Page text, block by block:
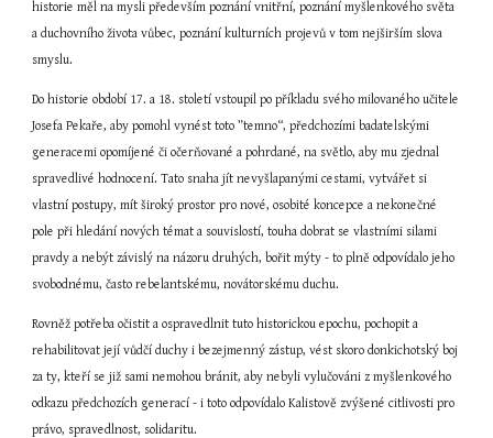
historie měl na mysli především poznání vnitřní, poznání myšlenkového světa
a duchovního života vůbec, poznání kulturních projevů v tom nejširším slova
smyslu.
Do historie období 17. a 18. století vstoupil po příkladu svého milovaného učitele
Josefa Pekaře, aby pomohl vynést toto ”temno“, předchozími badatelskými
generacemi opomíjené či očerňované a pohrdané, na světlo, aby mu zjednal
spravedlivé hodnocení. Tato snaha jít nevyšlapanými cestami, vytvářet si
vlastní postupy, mít široký prostor pro nové, osobité koncepce a nekonečné
pole při hledání nových témat a souvislostí, touha dobrat se vlastními silami
pravdy a nebýt závislý na názoru druhých, bořit mýty - to plně odpovídalo jeho
svobodnému, často rebelantskému, novátorskému duchu.
Rovněž potřeba očistit a ospravedlnit tuto historickou epochu, pochopit a
rehabilitovat její vůdčí duchy i bezejmenný zástup, vést skoro donkichotský boj
za ty, kteří se již sami nemohou bránit, aby nebyli vylučováni z myšlenkového
odkazu předchozích generací - i toto odpovídalo Kalistově zvýšené citlivosti pro
právo, spravedlnost, solidaritu.